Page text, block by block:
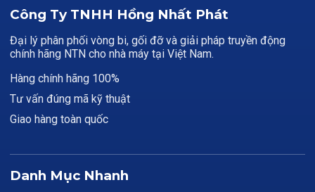
Công Ty TNHH Hồng Nhất Phát
Đại lý phân phối vòng bi, gối đỡ và giải pháp truyền động
chính hãng NTN cho nhà máy tại Việt Nam.
Hàng chính hãng 100%
Tư vấn đúng mã kỹ thuật
Giao hàng toàn quốc
Danh Mục Nhanh